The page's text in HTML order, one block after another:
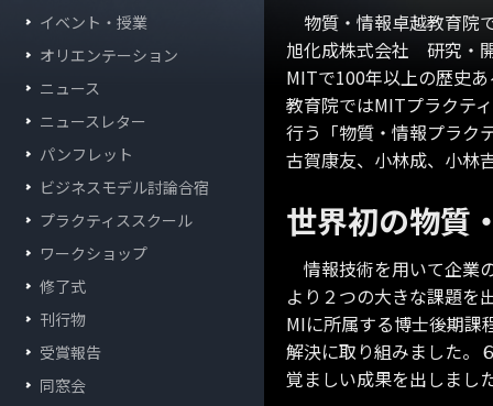
イベント・授業
オリエンテーション
ニュース
ニュースレター
パンフレット
ビジネスモデル討論合宿
プラクティススクール
ワークショップ
修了式
刊行物
受賞報告
同窓会
物質・情報卓越教育院
旭化成株式会社 研究・
MITで100年以上の歴史
教育院ではMITプラクテ
行う「物質・情報プラク
古賀康友、小林成、小林
世界初の物質
情報技術を用いて企業
より２つの大きな課題を
MIに所属する博士後期課
解決に取り組みました。
覚ましい成果を出しまし